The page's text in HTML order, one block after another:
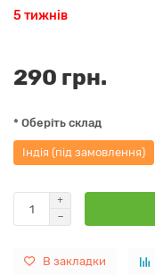
5 тижнів
290 грн.
* Оберіть склад
Індія (під замовлення)
В закладки